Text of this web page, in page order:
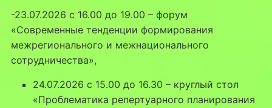
-23.07.2026 с 16.00 до 19.00 – форум
«Современные тенденции формирования
межрегионального и межнационального
сотрудничества»,
24.07.2026 с 15.00 до 16.30 – круглый стол
«Проблематика репертуарного планирования